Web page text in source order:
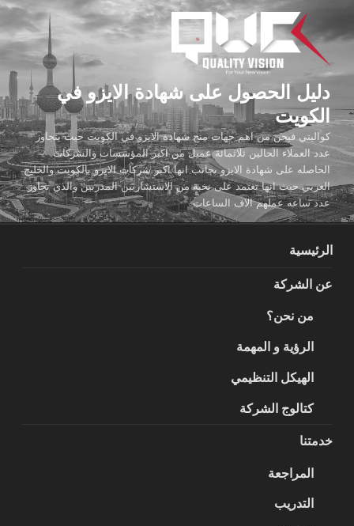
المحتوى
دليل الحصول على شهادة الايزو في
الكويت
كواليتي فيجن من اهم جهات منح شهادة الايزو في الكويت حيث يتجاوز
عدد العملاء الحالين ثلاثمائة عميل من اكبر المؤسسات والشركات
الحاصله على شهادة الايزو بجانب انها اكبر شركات الايزو بالكويت والخليج
العربي حيث انها تعتمد على نخبة من الاستشاريين المدربين والذي تجاوز
عدد ساعه عملهم الاف الساعات
الرئيسية
عن الشركة
من نحن؟
الرؤية و المهمة
الهيكل التنظيمي
كتالوج الشركة
خدمتنا
المراجعة
التدريب